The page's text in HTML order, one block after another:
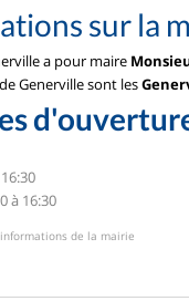
sur la
a pour maire
Generville sont les
à 16:30
de la mairie